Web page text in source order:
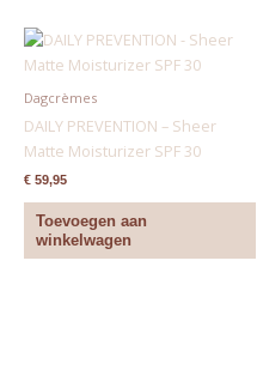
Dagcrèmes
DAILY PREVENTION – Sheer
Matte Moisturizer SPF 30
€59,95
Toevoegen aan
winkelwagen